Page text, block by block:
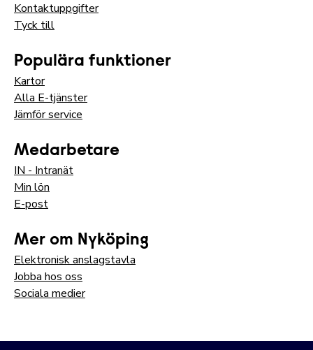
Kontaktuppgifter
Tyck till
Populära funktioner
Kartor
Alla E-tjänster
Jämför service
Medarbetare
IN - Intranät
Min lön
E-post
Mer om Nyköping
Elektronisk anslagstavla
Jobba hos oss
Sociala medier